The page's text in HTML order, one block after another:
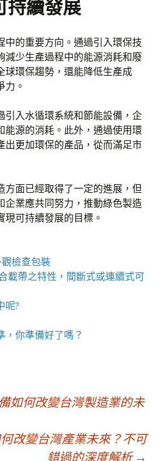
持續發展
中的重要方向。通過引入環保技
減少生產過程中的能源消耗和廢
球環保趨勢，還能降低生產成
力。
引入水循環系統和節能設備，企
能源的消耗。此外，通過使用環
出更加環保的產品，從而滿足市
方面已經取得了一定的進展，但
企業應共同努力，推動綠色製造
可持續發展的目標。
觀檢查包裝
載帶之特性，間斷式或連續式可
呢?
，你準備好了嗎？
如何改變台灣製造業的未
改變台灣產業未來？不可
錯過的深度解析 →